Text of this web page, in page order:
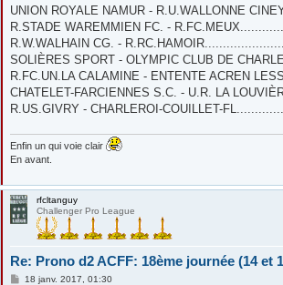
a
g
UNION ROYALE NAMUR - R.U.WALLONNE
R.STADE WAREMMIEN FC. -
R.W.WALHAIN CG. -
SOLIÈRES SPORT - OLYMPIC CLUB DE
R.FC.UN.LA CALAMINE - ENTENTE ACREN
CHATELET-FARCIENNES S.C. - U.R. LA
R.US.GIVRY - CHARLEROI-COUILLET-
Enfin un qui voie clair
En avant.
rfcltanguy
Challenger Pro League
Re: Prono d2 ACFF: 18ème journée (14 et
M18 janv. 2017, 01:30